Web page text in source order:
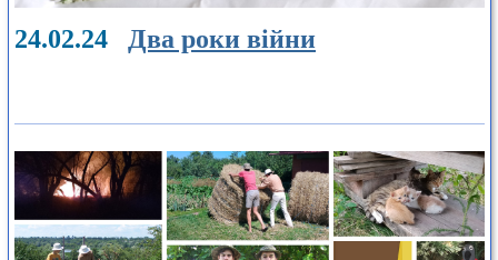
24.02.24 Два роки війни